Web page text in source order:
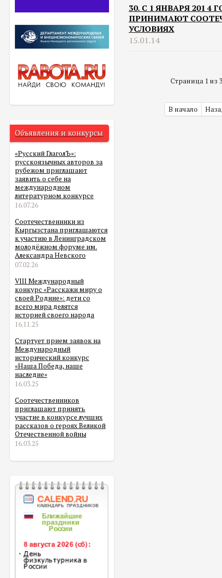
Объявления и конкурсы
«Русский ГлаголЪ»:
русскоязычных авторов за
рубежом приглашают
заявить о себе на
международном
литературном конкурсе
16.07.26
Соотечественники из
Кыргызстана приглашаются
к участию в Ленинградском
молодёжном форуме им.
Александра Невского
07.02.26
VIII Международный
конкурс «Расскажи миру о
своей Родине»: дети со
всего мира делятся
историей своего народа
16.11.25
Стартует прием заявок на
Международный
исторический конкурс
«Наша Победа, наше
наследие»
16.03.25
Соотечественников
приглашают принять
участие в конкурсе лучших
рассказов о героях Великой
Отечественной войны
16.03.25
30. С 1 ЯНВАРЯ 201
ПРИНИМАЮТ
УСЛОВИЯХ
15.01.14
Страница 1 из
В начало